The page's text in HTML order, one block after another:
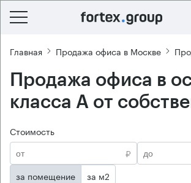
Главная Продажа офиса в Москве
Продажа офиса в
класса А от
Стоимость
₽
за помещение
за м2